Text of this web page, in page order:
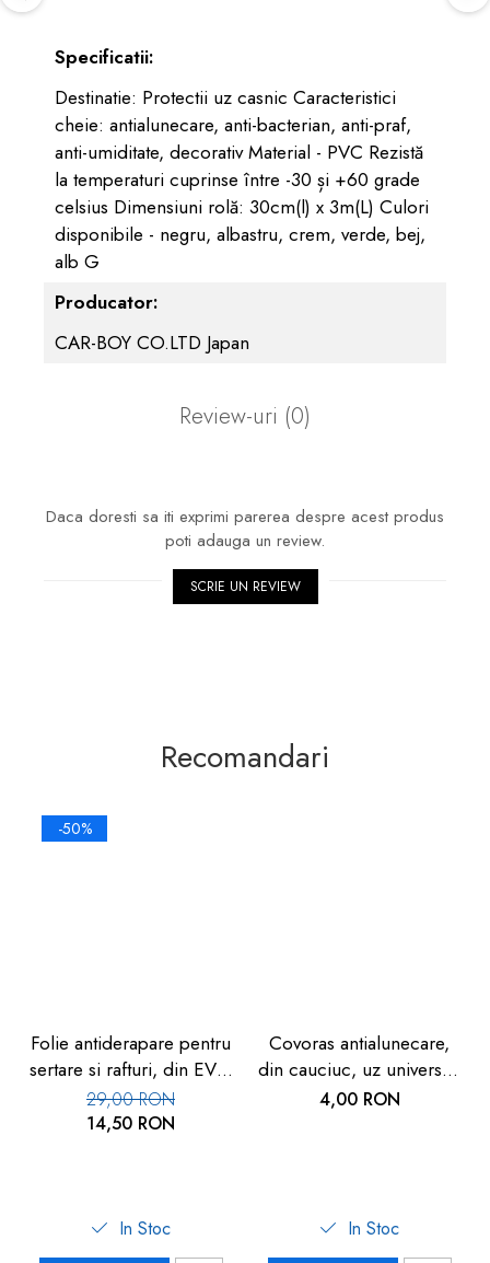
Specificatii:
Destinatie: Protectii uz casnic Caracteristici
cheie: antialunecare, anti-bacterian, anti-praf,
anti-umiditate, decorativ Material - PVC Rezistă
la temperaturi cuprinse între -30 și +60 grade
celsius Dimensiuni rolă: 30cm(l) x 3m(L) Culori
disponibile - negru, albastru, crem, verde, bej,
alb G
Producator:
CAR-BOY CO.LTD Japan
Review-uri (0)
Daca doresti sa iti exprimi parerea despre acest produs
poti adauga un review.
SCRIE UN REVIEW
Recomandari
-50%
Folie antiderapare pentru
sertare si rafturi, din EVA,
1.5m
29,00 RON
14,50 RON
In Stoc
Covoras antialunecare,
din cauciuc, uz universal,
1buc, 20x15cm
4,00 RON
In Stoc